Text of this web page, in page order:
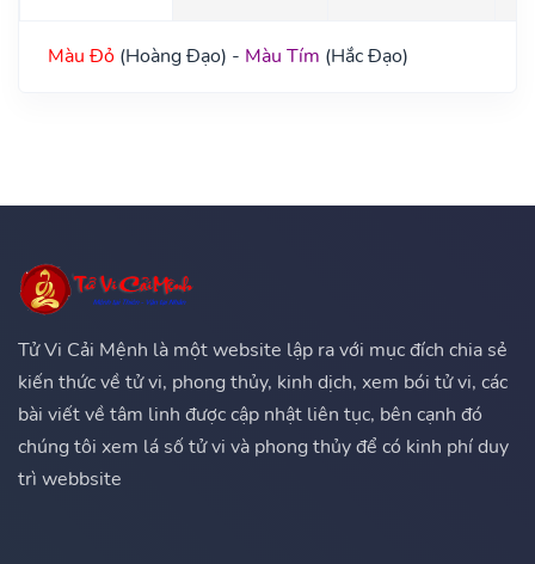
Màu Đỏ (Hoàng Đạo) - Màu Tím (Hắc Đạo)
Tử Vi Cải Mệnh là một website lập ra với mục đích chia sẻ
kiến thức về tử vi, phong thủy, kinh dịch, xem bói tử vi, các
bài viết về tâm linh được cập nhật liên tục, bên cạnh đó
chúng tôi xem lá số tử vi và phong thủy để có kinh phí duy
trì webbsite